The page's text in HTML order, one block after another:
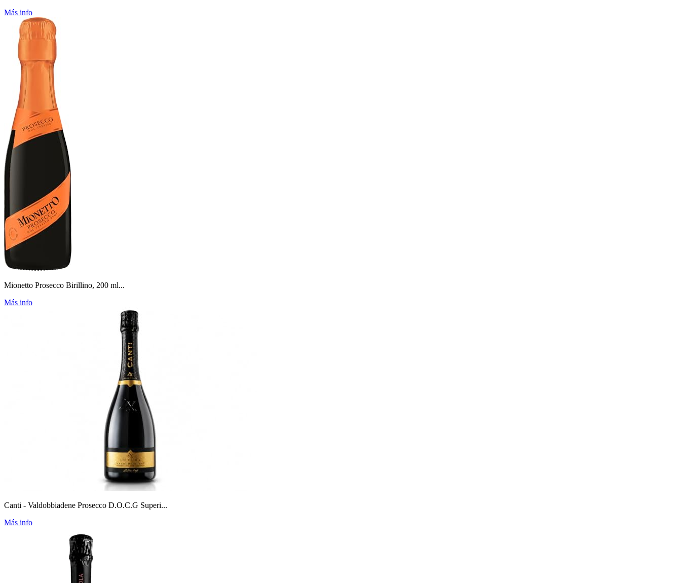
Más info
Mionetto Prosecco Birillino, 200 ml...
Más info
Canti - Valdobbiadene Prosecco D.O.C.G Superi...
Más info